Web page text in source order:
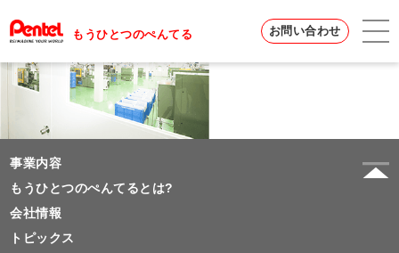
もうひとつのぺんてる お問い合わせ
事業内容
もうひとつのぺんてるとは?
会社情報
トピックス